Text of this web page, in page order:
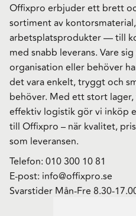
Offixpro erbjuder ett brett
sortiment av
arbetsplatsprodukter — till
med snabb leverans. Vare
organisation eller behöver
det vara enkelt, tryggt och
behöver. Med ett stort
effektiv logistik gör vi inköp
till Offixpro – när kvalitet,
som leveransen.
Telefon: 010 300 10 81
E-post: info@offixpro.se
Svarstider Mån-Fre 8.30-